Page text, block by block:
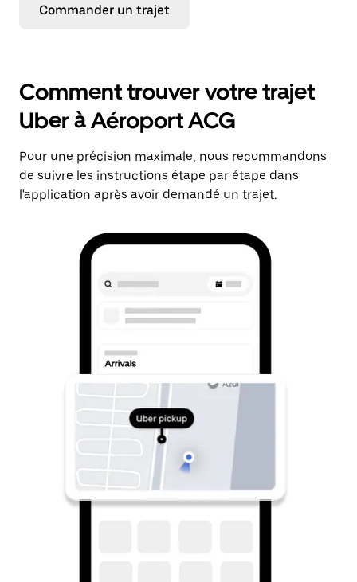
Commander un trajet
Comment trouver votre trajet
Uber à Aéroport ACG
Pour une précision maximale, nous recommandons
de suivre les instructions étape par étape dans
l'application après avoir demandé un trajet.